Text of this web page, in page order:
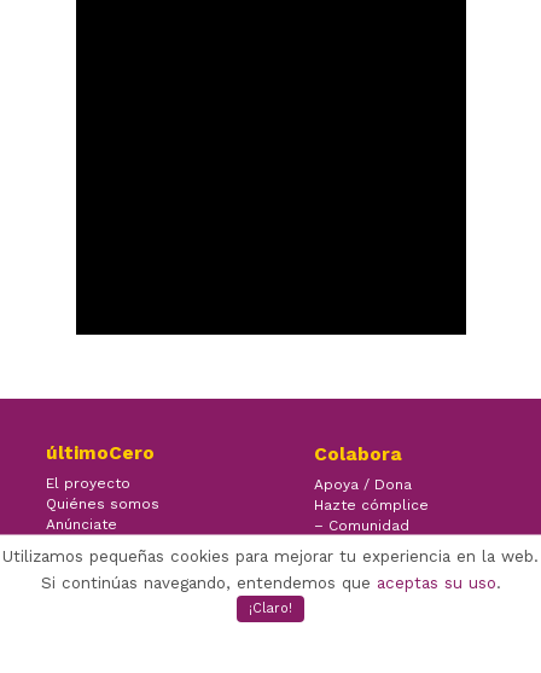
últimoCero
El proyecto
Quiénes somos
Anúnciate
Colabora
Apoya / Dona
Hazte cómplice
– Comunidad
Utilizamos pequeñas cookies para mejorar tu experiencia en la web.
Si continúas navegando, entendemos que aceptas su uso.
¡Claro!